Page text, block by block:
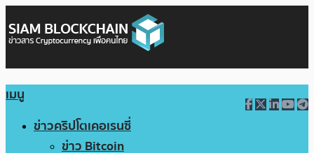
เมนู
ข่าวคริปโตเคอเรนซี่
ข่าว Bitcoin